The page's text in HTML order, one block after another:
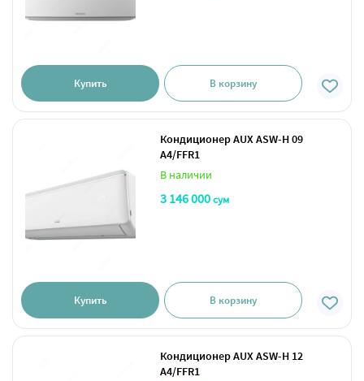
Купить В корзину
Кондиционер AUX ASW-H 09
A4/FFR1
В наличии
3 146 000сум
Купить В корзину
Кондиционер AUX ASW-H 12
A4/FFR1